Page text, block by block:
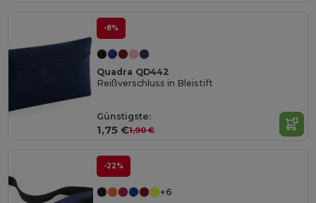
-8%
Quadra QD442
Reißverschluss in Bleistift
Günstigste:
1,75 €1,90 €
-22%
+6